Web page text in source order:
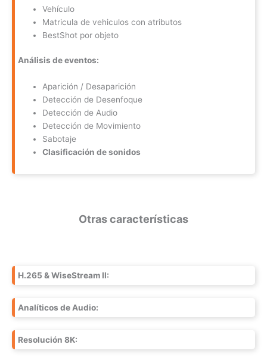
Vehículo
Matricula de vehiculos con atributos
BestShot por objeto
Análisis de eventos:
Aparición / Desaparición
Detección de Desenfoque
Detección de Audio
Detección de Movimiento
Sabotaje
Clasificación de sonidos
Otras características
H.265 & WiseStream II:
Analíticos de Audio:
Resolución 8K: